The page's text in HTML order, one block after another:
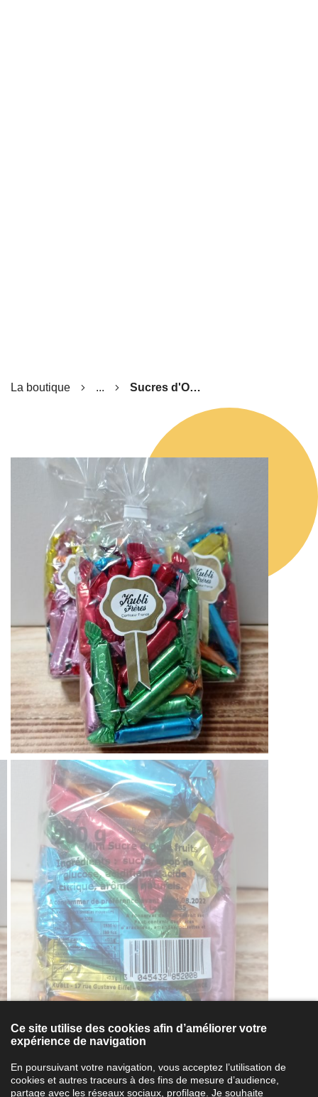
La boutique ... Sucres d'Orge aux Fruits
Ce site utilise des cookies afin d’améliorer votre
expérience de navigation
En poursuivant votre navigation, vous acceptez l’utilisation de
cookies et autres traceurs à des fins de mesure d’audience,
partage avec les réseaux sociaux, profilage. Je souhaite